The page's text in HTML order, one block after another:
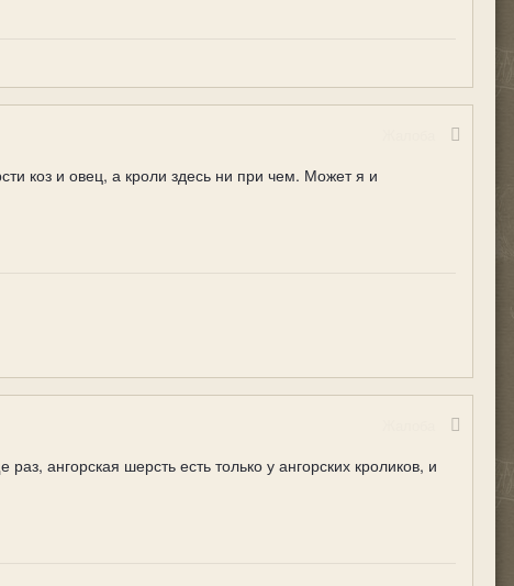
коз и овец, а кроли здесь ни при чем. Может я и
ангорская шерсть есть только у ангорских кроликов, и